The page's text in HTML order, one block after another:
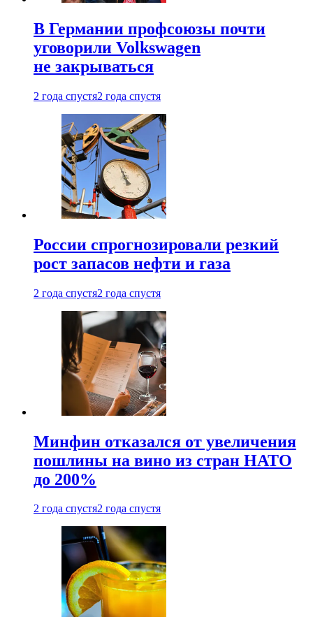
В Германии профсоюзы почти
уговорили Volkswagen
не закрываться
2 года спустя2 года спустя
России спрогнозировали резкий
рост запасов нефти и газа
2 года спустя2 года спустя
Минфин отказался от увеличения
пошлины на вино из стран НАТО
до 200%
2 года спустя2 года спустя